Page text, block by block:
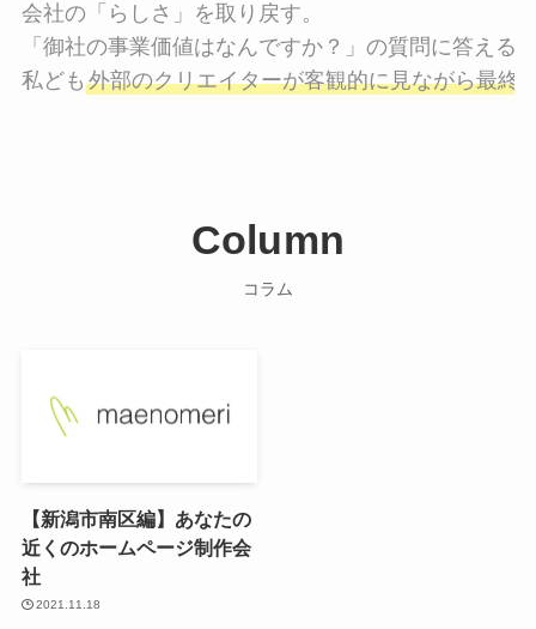
会社の「らしさ」を取り戻す。
「御社の事業価値はなんですか？」の質問に答える
私ども 外部のクリエイターが客観的に見ながら最終
Column
コラム
【新潟市南区編】あなたの
近くのホームページ制作会
社
2021.11.18